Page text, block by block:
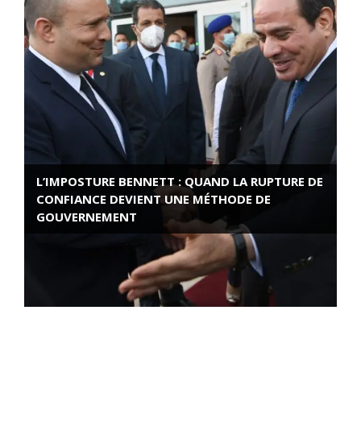
L’IMPOSTURE BENNETT : QUAND LA RUPTURE DE
CONFIANCE DEVIENT UNE MÉTHODE DE
GOUVERNEMENT
ROSE VALLAND, HEROÏNE DE LA RESISTANCE